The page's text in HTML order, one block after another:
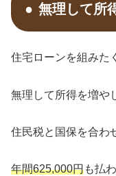
無理して所
住宅ローンを組みた
無理して所得を増や
住民税と国保を合わ
年間625,000円も払